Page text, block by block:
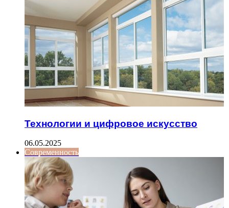
Технологии и цифровое искусство
06.05.2025
Современность